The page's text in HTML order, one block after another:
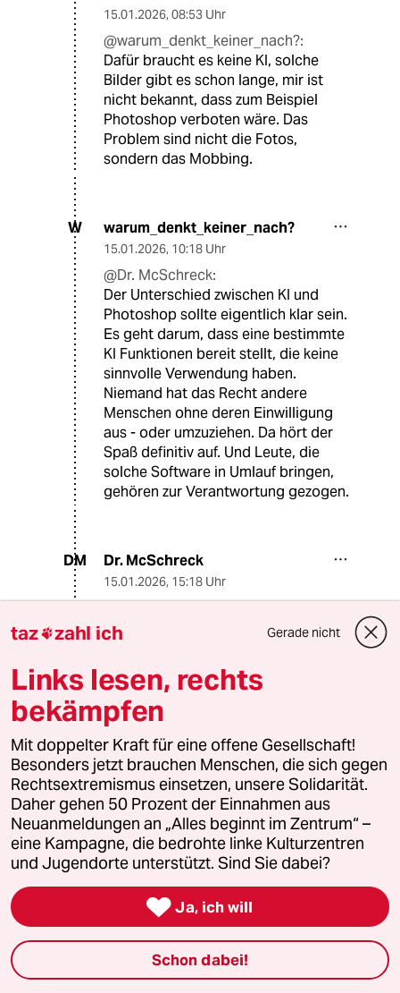
15.01.2026, 08:53 Uhr
@warum_denkt_keiner_nach?:
Dafür braucht es keine KI, solche
Bilder gibt es schon lange, mir ist
nicht bekannt, dass zum Beispiel
Photoshop verboten wäre. Das
Problem sind nicht die Fotos,
sondern das Mobbing.
W warum_denkt_keiner_nach?
15.01.2026, 10:18 Uhr
@Dr. McSchreck:
Der Unterschied zwischen KI und
Photoshop sollte eigentlich klar sein.
Es geht darum, dass eine bestimmte
KI Funktionen bereit stellt, die keine
sinnvolle Verwendung haben.
Niemand hat das Recht andere
Menschen ohne deren Einwilligung
aus - oder umzuziehen. Da hört der
Spaß definitiv auf. Und Leute, die
solche Software in Umlauf bringen,
gehören zur Verantwortung gezogen.
DM Dr. McSchreck
15.01.2026, 15:18 Uhr
Die KI macht das Ganze nur schneller
Leute immerhin einen Bikini (Männer
einen Slip) an.
Die Antwort bezog sich konkret auf
Ihren Hinweis auf Mobbing.
P Perkele
14.01.2026 17:25 Uhr
Mit diesem Laden und seinem Besitzer
darf/kann man den Begriff "seriös" gar nicht in
sich Typen wie der alles leisten. Kein Wunder,
dass die Trump-Junta "Hate-Aid" verfolgt und
belästigt. Doch wo bleibt die Justiz? Wo bleibt
die EU Kommission? Wo die deutsche
Regierung? Die kuschen allesamt - wieder mal.
taz zahl ich Gerade nicht
Links lesen, rechts
bekämpfen
Mit doppelter Kraft für eine offene Gesellschaft!
Besonders jetzt brauchen Menschen, die sich gegen
Rechtsextremismus einsetzen, unsere Solidarität.
Daher gehen 50 Prozent der Einnahmen aus
Neuanmeldungen an „Alles beginnt im Zentrum“ –
eine Kampagne, die bedrohte linke Kulturzentren
und Jugendorte unterstützt. Sind Sie dabei?
 Ja, ich will
Schon dabei!